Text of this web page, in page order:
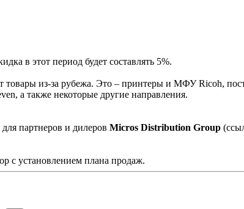
в этот период будет составлять 5%.
из-за рубежа. Это – принтеры и МФУ Ricoh,
а также некоторые другие направления.
партнеров и дилеров Micros Distribution Group
с установлением плана продаж.